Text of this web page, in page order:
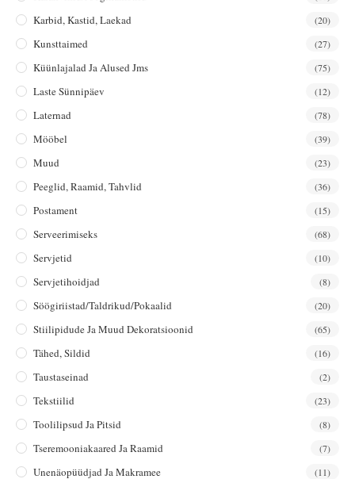
Karbid, Kastid, Laekad (20)
Kunsttaimed (27)
Küünlajalad Ja Alused Jms (75)
Laste Sünnipäev (12)
Laternad (78)
Mööbel (39)
Muud (23)
Peeglid, Raamid, Tahvlid (36)
Postament (15)
Serveerimiseks (68)
Servjetid (10)
Servjetihoidjad (8)
Söögiriistad/taldrikud/pokaalid (20)
Stiilipidude Ja Muud Dekoratsioonid (65)
Tähed, Sildid (16)
Taustaseinad (2)
Tekstiilid (23)
Toolilipsud Ja Pitsid (8)
Tseremooniakaared Ja Raamid (7)
Unenäopüüdjad Ja Makramee (11)